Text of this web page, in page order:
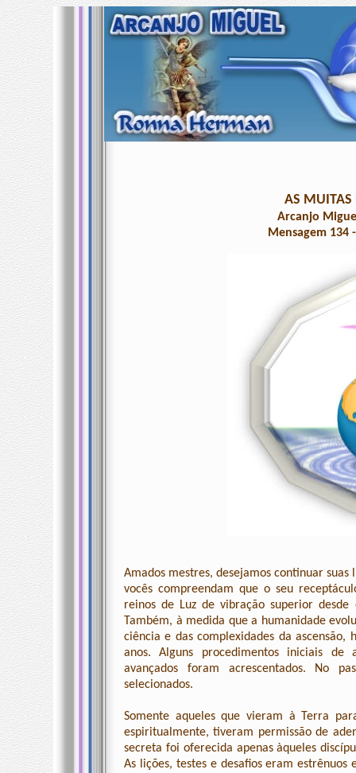
AS MUITAS
Arcanjo
Mensagem 134
Amados mestres, desejamos continuar
vocês compreendam que o seu
reinos de Luz de vibração superior
Também, à medida que a humanidade
ciência e das complexidades da
anos. Alguns procedimentos iniciais de
avançados foram acrescentados. No
selecionados.
Somente aqueles que vieram à Terra
espiritualmente, tiveram permissão de
secreta foi oferecida apenas àqueles
As lições, testes e desafios eram